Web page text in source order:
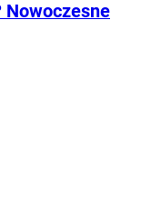
Nowoczesne